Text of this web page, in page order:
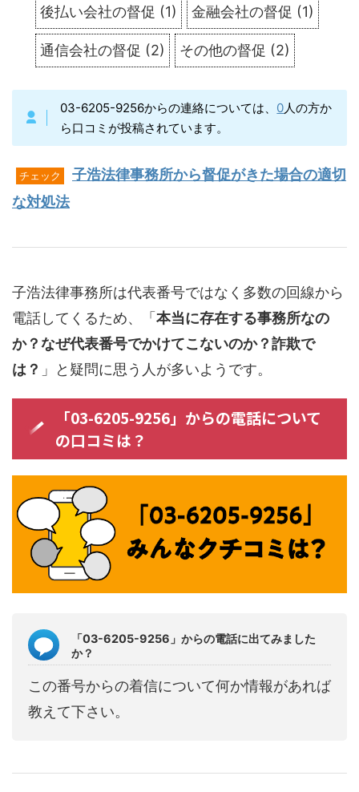
後払い会社の督促 (1) 金融会社の督促 (1)
通信会社の督促 (2) その他の督促 (2)
03-6205-9256からの連絡については、 0人の方か
ら口コミが投稿されています。
チェック
子浩法律事務所から督促がきた場合の適切
な対処法
子浩法律事務所は代表番号ではなく多数の回線から
電話してくるため、「本当に存在する事務所なの
か？なぜ代表番号でかけてこないのか？詐欺で
は？ 」と疑問に思う人が多いようです。
「03-6205-9256」からの電話について
の口コミは？
「03-6205-9256」からの電話に出てみました
か？
この番号からの着信について何か情報があれば
教えて下さい。